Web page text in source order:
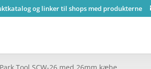
og linker til shops med produkterne